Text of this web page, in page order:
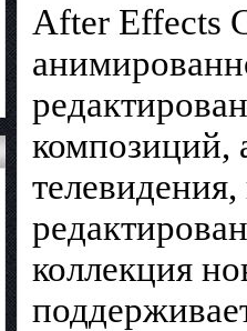
After Effects
композиций,
коллекция